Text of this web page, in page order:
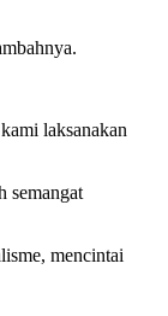
laksanakan
semangat
mencintai